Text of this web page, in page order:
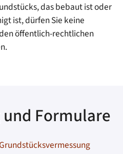
das bebaut ist oder
ist, dürfen Sie keine
öffentlich-rechtlichen
Formulare